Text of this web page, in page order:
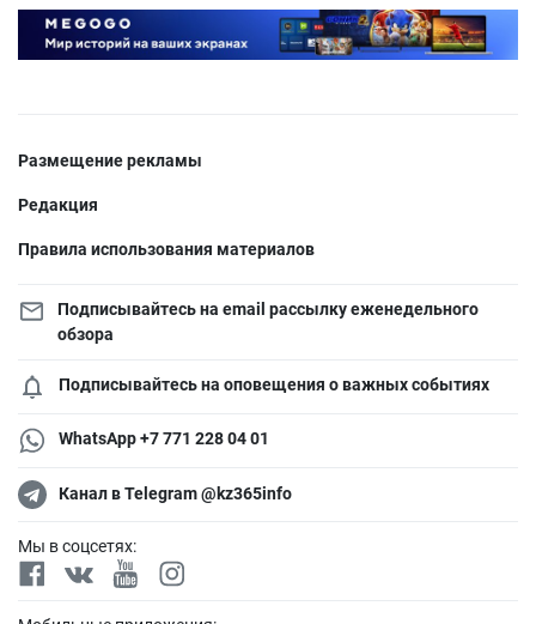
Размещение рекламы
Редакция
Правила использования материалов
Подписывайтесь на email рассылку еженедельного
обзора
Подписывайтесь на оповещения о важных событиях
WhatsApp +7 771 228 04 01
Канал в Telegram @kz365info
Мы в соцсетях: